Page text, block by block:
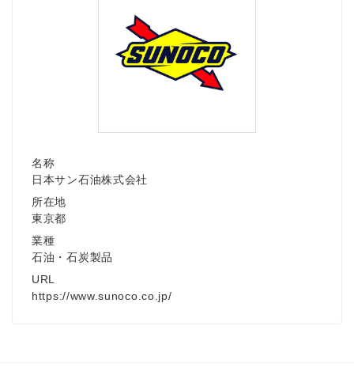
名称
日本サン石油株式会社
所在地
東京都
業種
石油・石炭製品
URL
https://www.sunoco.co.jp/